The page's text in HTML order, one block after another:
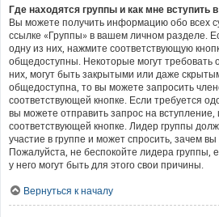
Где находятся группы и как мне вступить в
Вы можете получить информацию обо всех
ссылке «Группы» в вашем личном разделе.
одну из них, нажмите соответствующую
общедоступны. Некоторые могут требовать
них, могут быть закрытыми или даже
общедоступна, то вы можете запросить
соответствующей кнопке. Если требуется
вы можете отправить запрос на вступление,
соответствующей кнопке. Лидер группы
участие в группе и может спросить, зачем
Пожалуйста, не беспокойте лидера группы,
у него могут быть для этого свои причины.
Вернуться к началу